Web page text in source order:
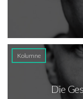
Kolumne
Die